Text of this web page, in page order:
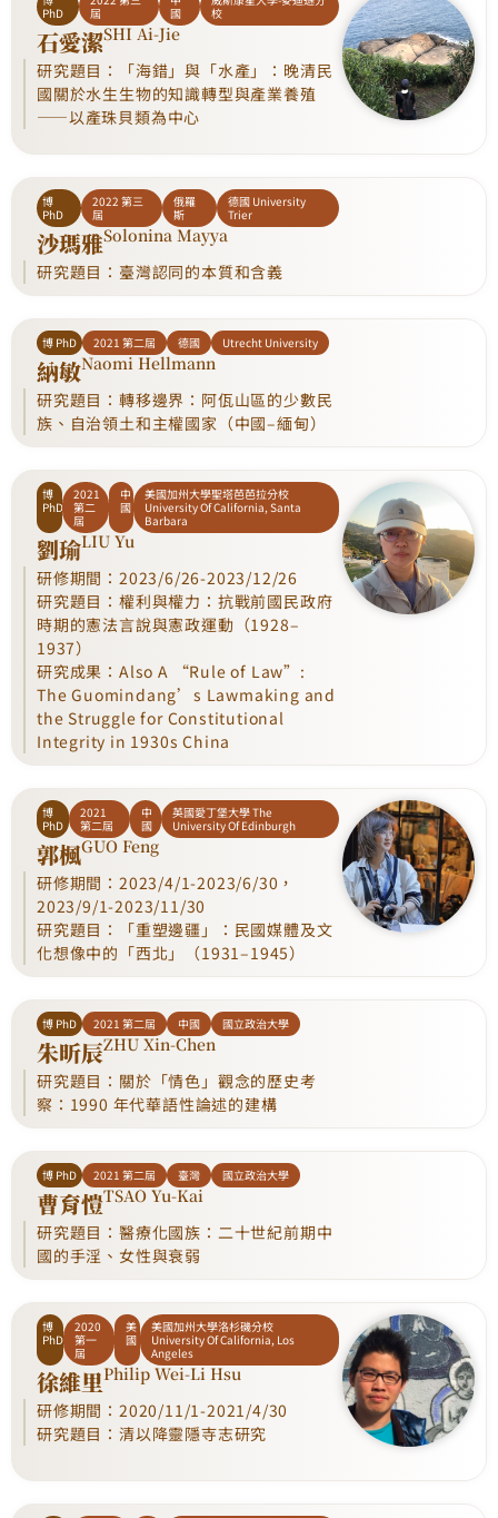
PhD
屆
國
校
石愛潔SHI Ai-Jie
研究題目：「海錯」與「水產」：晚清民
國關於水生生物的知識轉型與產業養殖
——以產珠貝類為中心
博
PhD
2022 第三
屆
俄羅
斯
德國 University
Trier
沙瑪雅Solonina Mayya
研究題目：臺灣認同的本質和含義
博 PhD 2021 第二屆 德國 Utrecht University
納敏Naomi Hellmann
研究題目：轉移邊界：阿佤山區的少數民
族、自治領土和主權國家（中國–緬甸）
博
PhD
2021
第二
屆
中
國
美國加州大學聖塔芭芭拉分校
University Of California, Santa
Barbara
劉瑜LIU Yu
研修期間：2023/6/26-2023/12/26
研究題目：權利與權力：抗戰前國民政府
時期的憲法言說與憲政運動（1928–
1937）
研究成果：Also A “Rule of Law”:
The Guomindang’s Lawmaking and
the Struggle for Constitutional
Integrity in 1930s China
博
PhD
2021
第二屆
中
國
英國愛丁堡大學 The
University Of Edinburgh
郭楓GUO Feng
研修期間：2023/4/1-2023/6/30，
2023/9/1-2023/11/30
研究題目：「重塑邊疆」：民國媒體及文
化想像中的「西北」（1931–1945）
博 PhD 2021 第二屆 中國 國立政治大學
朱昕辰ZHU Xin-Chen
研究題目：關於「情色」觀念的歷史考
察：1990 年代華語性論述的建構
博 PhD 2021 第二屆 臺灣 國立政治大學
曹育愷TSAO Yu-Kai
研究題目：醫療化國族：二十世紀前期中
國的手淫、女性與衰弱
博
PhD
2020
第一
屆
美
國
美國加州大學洛杉磯分校
University Of California, Los
Angeles
徐維里Philip Wei-Li Hsu
研修期間：2020/11/1-2021/4/30
研究題目：清以降靈隱寺志研究